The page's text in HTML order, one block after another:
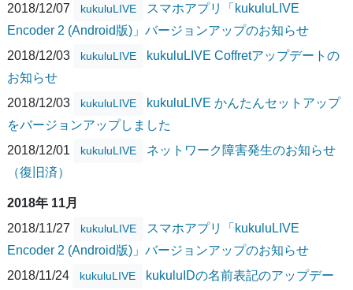
2018/12/07
kukuluLIVE
スマホアプリ「kukuluLIVE
Encoder 2 (Android版)」バージョンアップのお知らせ
2018/12/03
kukuluLIVE
kukuluLIVE Coffretアップデートの
お知らせ
2018/12/03
kukuluLIVE
kukuluLIVE かんたんセットアップ
をバージョンアップしました
2018/12/01
kukuluLIVE
ネットワーク障害発生のお知らせ
（復旧済）
2018年 11月
2018/11/27
kukuluLIVE
スマホアプリ「kukuluLIVE
Encoder 2 (Android版)」バージョンアップのお知らせ
2018/11/24
kukuluLIVE
kukuluIDの名前表記のアップデー